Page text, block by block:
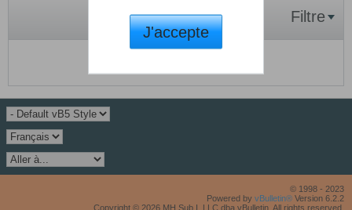
Filtre
© 1998 - 2023
Powered by vBulletin® Version 6.2.2
Copyright © 2026 MH Sub I, LLC dba vBulletin. All rights reserved.
J'accepte